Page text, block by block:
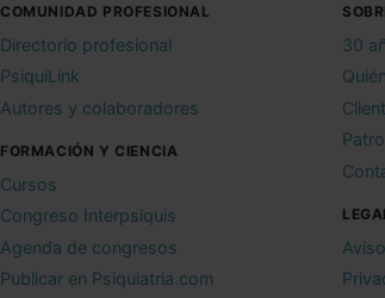
COMUNIDAD PROFESIONAL
Directorio profesional
PsiquiLink
Autores y colaboradores
FORMACIÓN Y CIENCIA
Cursos
Congreso Interpsiquis
Agenda de congresos
Publicar en Psiquiatria.com
30